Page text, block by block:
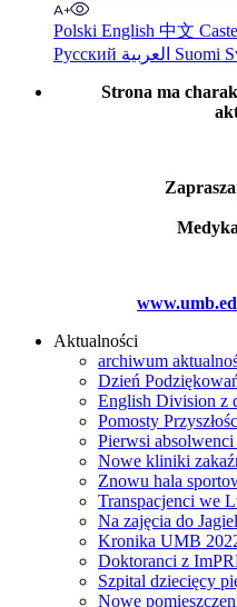
Polski English 中文
Русский
Suomi
Strona ma
Aktualności
archiwum
Dzień
English Division z
Pomosty
Pierwsi
Nowe kliniki
Znowu hala
Transpacjenci we
Na zajęcia do
Kronika UMB
Doktoranci z
Szpital dziecięcy
Nowe